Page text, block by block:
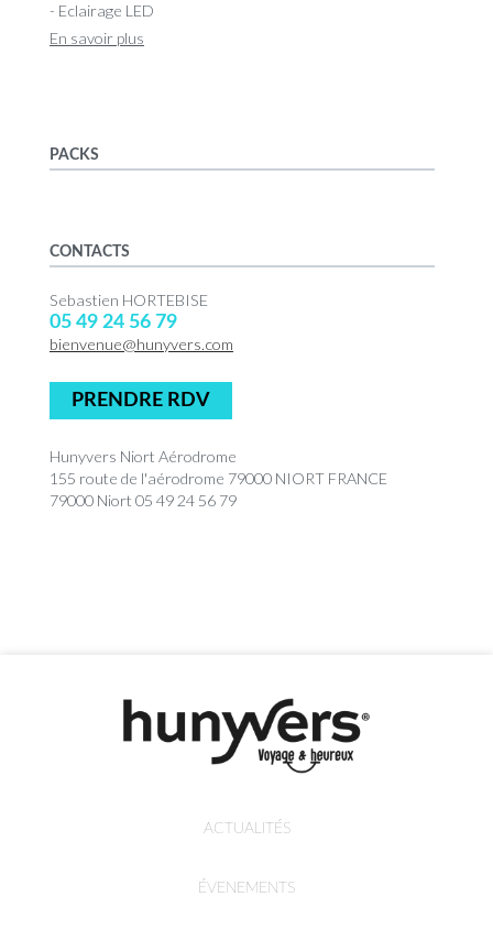
- Eclairage LED
En savoir plus
PACKS
CONTACTS
Sebastien HORTEBISE
05 49 24 56 79
bienvenue@hunyvers.com
PRENDRE RDV
Hunyvers Niort Aérodrome
155 route de l'aérodrome 79000 NIORT FRANCE
79000 Niort 05 49 24 56 79
ACTUALITÉS
ÉVENEMENTS